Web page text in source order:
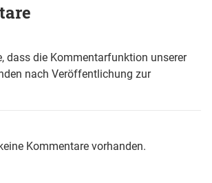
dass die Kommentarfunktion unserer
nach Veröffentlichung zur
Kommentare vorhanden.